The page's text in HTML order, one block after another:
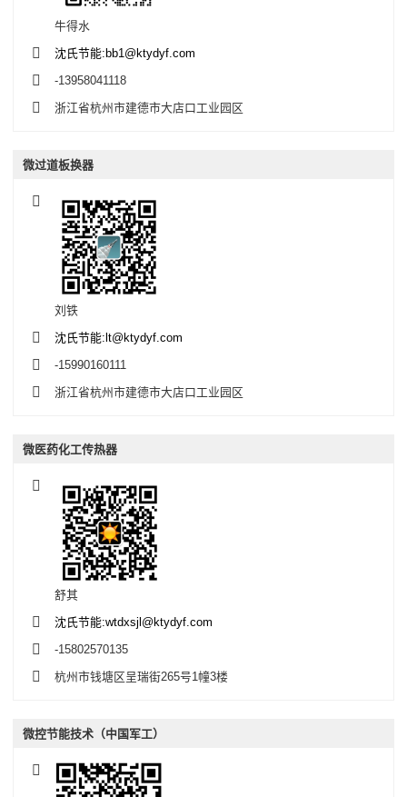
牛得水
沈氏节能:bb1@ktydyf.com
-13958041118
浙江省杭州市建德市大店口工业园区
微过道板换器
刘铁
沈氏节能:lt@ktydyf.com
-15990160111
浙江省杭州市建德市大店口工业园区
微医药化工传热器
舒其
沈氏节能:wtdxsjl@ktydyf.com
-15802570135
杭州市钱塘区呈瑞街265号1幢3楼
微控节能技术（中国军工）